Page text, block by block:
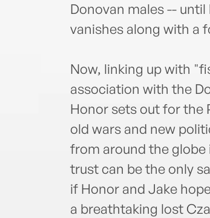
Donovan males --
vanishes along with a
Now, linking up with
association with the
Honor sets out for the
old wars and new
from around the globe
trust can be the only
if Honor and Jake
a breathtaking lost